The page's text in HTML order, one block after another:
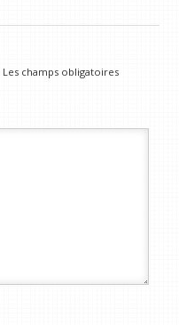
Les champs obligatoires